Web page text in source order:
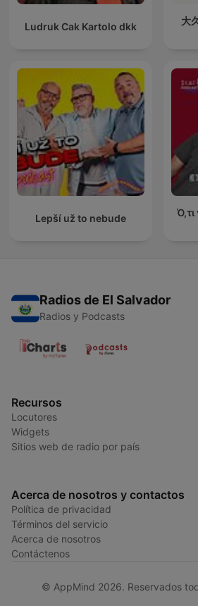
Ludruk Cak Kartolo dkk
大
Lepší už to nebude
Radios de El Salvador
Radios y Podcasts
Recursos
Locutores
Widgets
Sitios web de radio por país
Acerca de nosotros y contactos
Política de privacidad
Términos del servicio
Acerca de nosotros
Contáctenos
© AppMind 2026. Reservados